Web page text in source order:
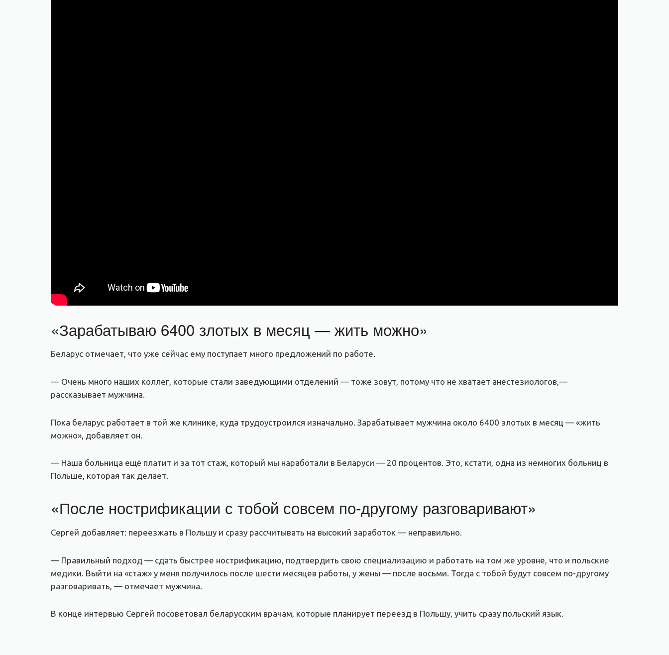
«Зарабатываю 6400 злотых в месяц — жить можно»
Беларус отмечает, что уже сейчас ему поступает много предложений по работе.
— Очень много наших коллег, которые стали заведующими отделений — тоже зовут, потому что не хватает анестезиологов,—
рассказывает мужчина.
Пока беларус работает в той же клинике, куда трудоустроился изначально. Зарабатывает мужчина около 6400 злотых в месяц — «жить
можно», добавляет он.
— Наша больница ещё платит и за тот стаж, который мы наработали в Беларуси — 20 процентов. Это, кстати, одна из немногих больниц в
Польше, которая так делает.
«После нострификации с тобой совсем по-другому разговаривают»
Сергей добавляет: переезжать в Польшу и сразу рассчитывать на высокий заработок — неправильно.
— Правильный подход — сдать быстрее нострификацию, подтвердить свою специализацию и работать на том же уровне, что и польские
медики. Выйти на «стаж» у меня получилось после шести месяцев работы, у жены — после восьми. Тогда с тобой будут совсем по-другому
разговаривать, — отмечает мужчина.
В конце интервью Сергей посоветовал беларусским врачам, которые планирует переезд в Польшу, учить сразу польский язык.